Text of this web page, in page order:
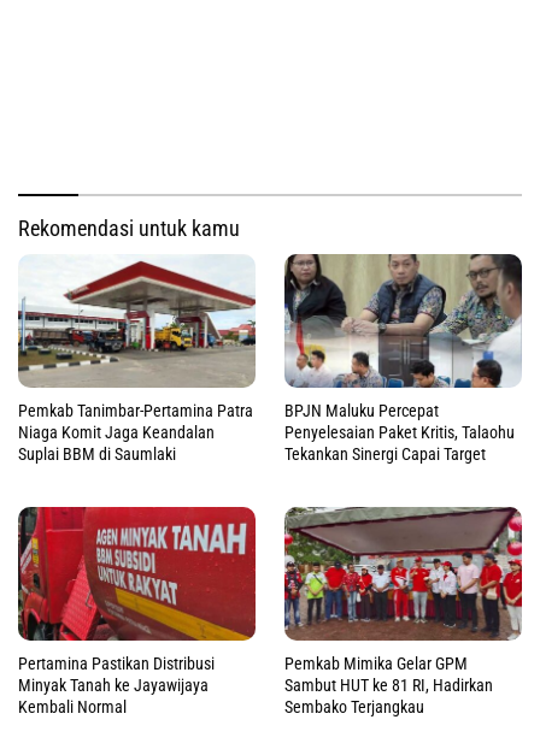
Rekomendasi untuk kamu
Pemkab Tanimbar-Pertamina Patra
Niaga Komit Jaga Keandalan
Suplai BBM di Saumlaki
BPJN Maluku Percepat
Penyelesaian Paket Kritis, Talaohu
Tekankan Sinergi Capai Target
Pertamina Pastikan Distribusi
Minyak Tanah ke Jayawijaya
Kembali Normal
Pemkab Mimika Gelar GPM
Sambut HUT ke 81 RI, Hadirkan
Sembako Terjangkau